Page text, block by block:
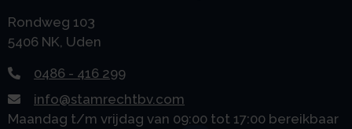
Rondweg 103
5406 NK, Uden
0486 - 416 299
info@stamrechtbv.com
Maandag t/m vrijdag van 09:00 tot 17:00 bereikbaar